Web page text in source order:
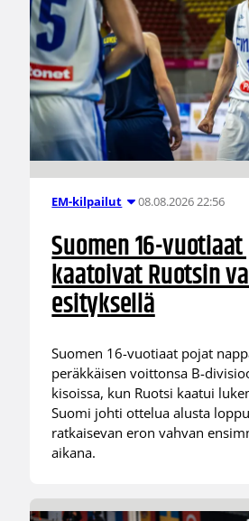
EM-kilpailut 08.08.2026 22:56
Suomen 16-
kaatoivat Ruotsin
esityksellä
Suomen 16-vuotiaat pojat
peräkkäisen voittonsa B-
kisoissa, kun Ruotsi kaatui
Suomi johti ottelua alusta
ratkaisevan eron vahvan
aikana.